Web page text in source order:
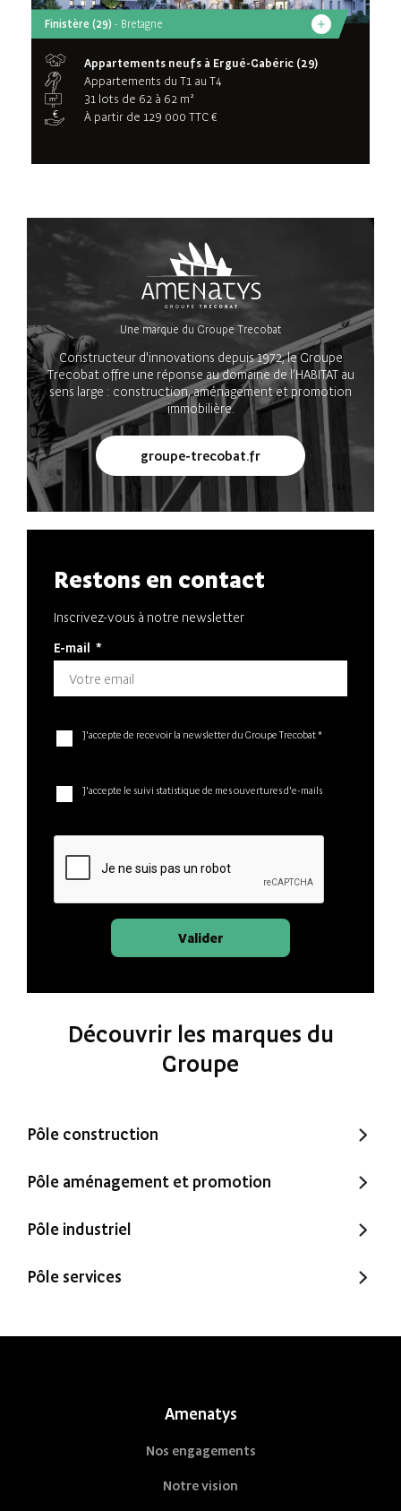
Finistère (29) - Bretagne
Appartements neufs à Ergué-Gabéric (29)
Appartements du T1 au T4
31 lots de 62 à 62 m²
À partir de 129 000 TTC €
Une marque du Groupe Trecobat
Constructeur d'innovations depuis 1972, le Groupe
Trecobat offre une réponse au domaine de l’HABITAT au
sens large : construction, aménagement et promotion
immobilière.
groupe-trecobat.fr
Restons en contact
Inscrivez-vous à notre newsletter
E-mail *
J'accepte de recevoir la newsletter du Groupe Trecobat *
J'accepte le suivi statistique de mes ouvertures d'e-mails
Valider
Découvrir les marques du
Groupe
Pôle construction
Trecobat
Mureno
Pôle aménagement et promotion
Amenatys
Pôle industriel
Murébois
Pôle services
Amenatys
Nos engagements
Notre vision